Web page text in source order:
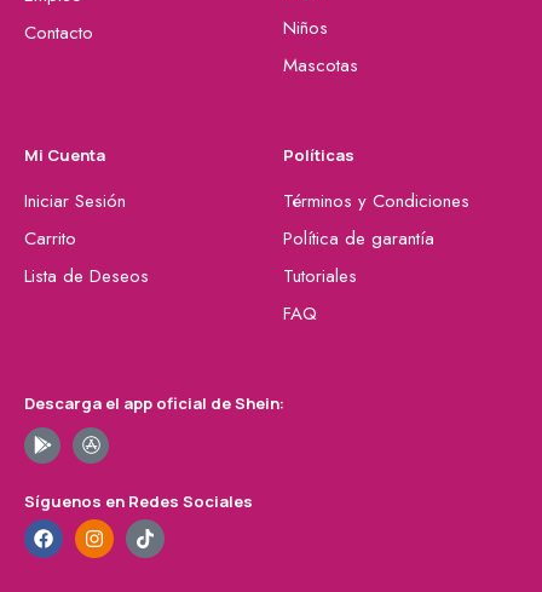
Contacto
Niños
Mascotas
Mi Cuenta
Iniciar Sesión
Carrito
Lista de Deseos
Políticas
Términos y Condiciones
Política de garantía
Tutoriales
FAQ
Descarga el app oficial de Shein:
Síguenos en Redes Sociales